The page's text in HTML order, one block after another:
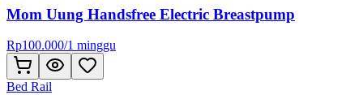
Mom Uung Handsfree Electric Breastpump
Rp100.000/1 minggu
Bed Rail